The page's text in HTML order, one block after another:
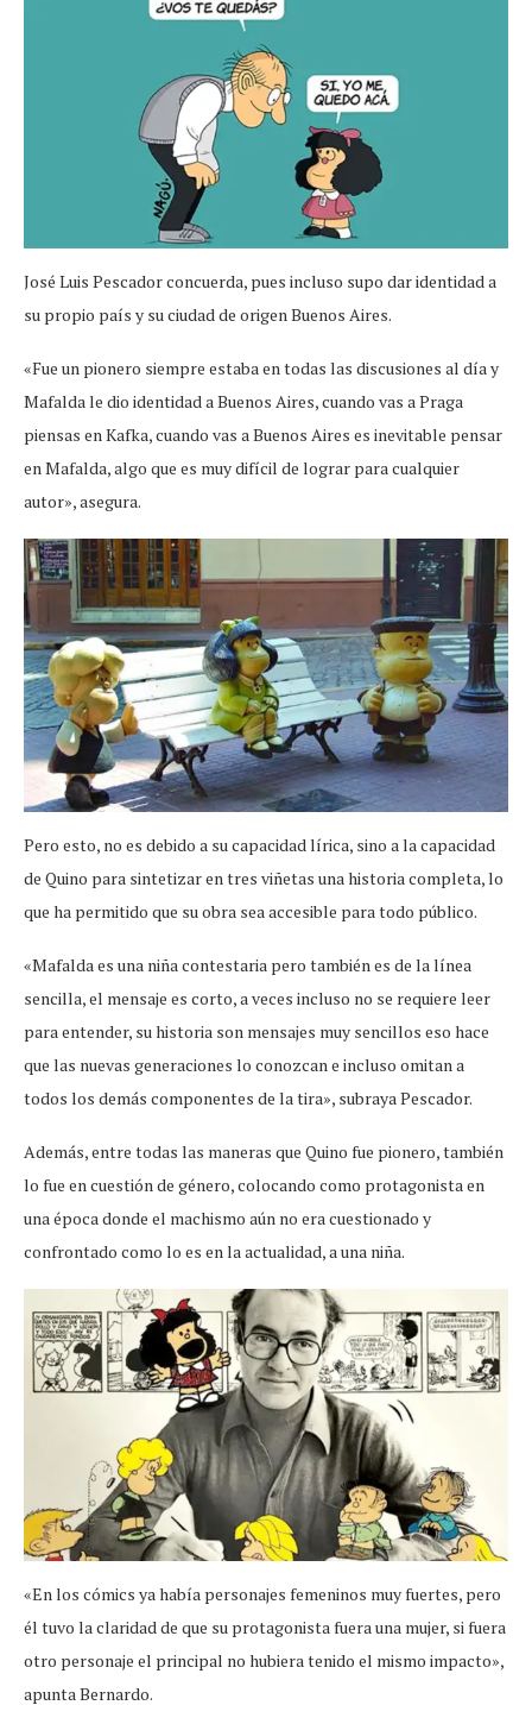
José Luis Pescador concuerda, pues incluso supo dar identidad a
su propio país y su ciudad de origen Buenos Aires.
«Fue un pionero siempre estaba en todas las discusiones al día y
Mafalda le dio identidad a Buenos Aires, cuando vas a Praga
piensas en Kafka, cuando vas a Buenos Aires es inevitable pensar
en Mafalda, algo que es muy difícil de lograr para cualquier
autor», asegura.
Pero esto, no es debido a su capacidad lírica, sino a la capacidad
de Quino para sintetizar en tres viñetas una historia completa, lo
que ha permitido que su obra sea accesible para todo público.
«Mafalda es una niña contestaria pero también es de la línea
sencilla, el mensaje es corto, a veces incluso no se requiere leer
para entender, su historia son mensajes muy sencillos eso hace
que las nuevas generaciones lo conozcan e incluso omitan a
todos los demás componentes de la tira», subraya Pescador.
Además, entre todas las maneras que Quino fue pionero, también
lo fue en cuestión de género, colocando como protagonista en
una época donde el machismo aún no era cuestionado y
confrontado como lo es en la actualidad, a una niña.
«En los cómics ya había personajes femeninos muy fuertes, pero
él tuvo la claridad de que su protagonista fuera una mujer, si fuera
otro personaje el principal no hubiera tenido el mismo impacto»,
apunta Bernardo.